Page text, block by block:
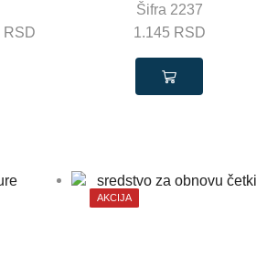
RSD
Šifra 2237
1.145 RSD
AKCIJA